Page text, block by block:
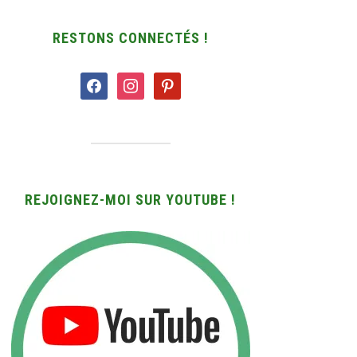
RESTONS CONNECTÉS !
facebookinstagrampinterest
REJOIGNEZ-MOI SUR YOUTUBE !